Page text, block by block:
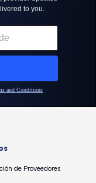
de Proveedores